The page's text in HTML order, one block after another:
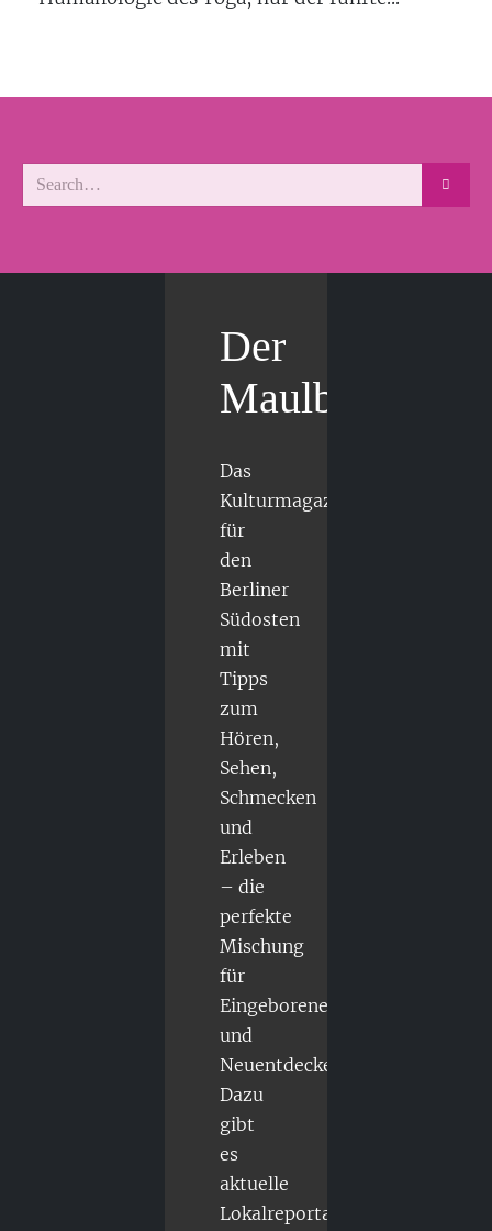
Der
Maulbär
Das
Kulturmagazin
für
den
Berliner
Südosten
mit
Tipps
zum
Hören,
Sehen,
Schmecken
und
Erleben
– die
perfekte
Mischung
für
Eingeborene
und
Neuentdecker.
Dazu
gibt
es
aktuelle
Lokalreportagen,